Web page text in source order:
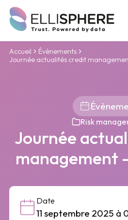
Accueil
Évènements
Journée actualités credit
Risk
Journée
management
Date
11 septembre 2025 à